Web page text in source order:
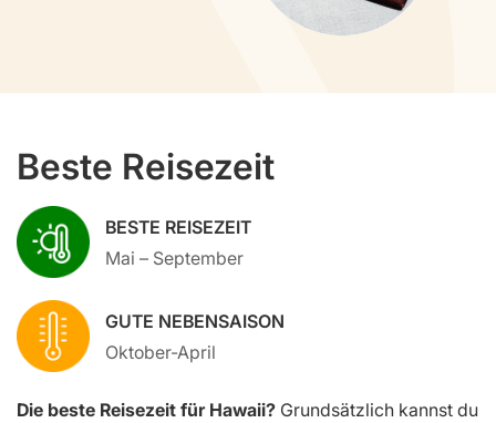
Beste Reisezeit
BESTE REISEZEIT
Mai – September
GUTE NEBENSAISON
Oktober-April
Die beste Reisezeit für Hawaii? Grundsätzlich kannst du